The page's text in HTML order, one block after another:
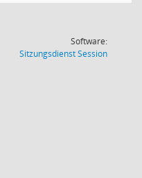
Software:
SitzungsdienstSession(Wird in